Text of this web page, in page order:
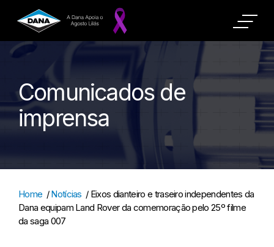
Comunicados de
imprensa
Home /Notícias / Eixos dianteiro e traseiro independentes da
Dana equipam Land Rover da comemoração pelo 25º filme
da saga 007